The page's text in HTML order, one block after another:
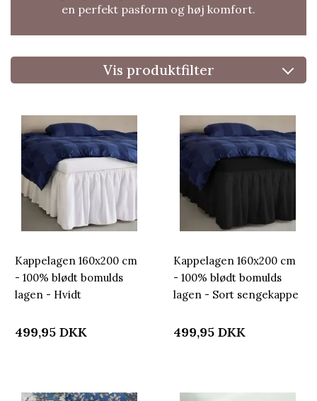
en perfekt pasform og høj komfort.
Vis produktfilter
Kappelagen 160x200 cm
- 100% blødt bomulds
lagen - Hvidt
Nordstrand Home
499,95 DKK
Kappelagen 160x200 cm
- 100% blødt bomulds
lagen - Sort sengekappe
499,95 DKK